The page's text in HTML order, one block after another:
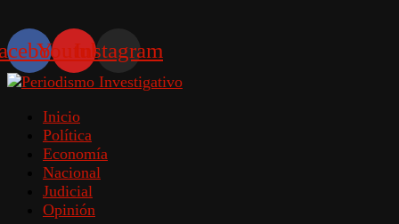
YoutubeInstagram
Inicio
Política
Economía
Nacional
Judicial
Opinión